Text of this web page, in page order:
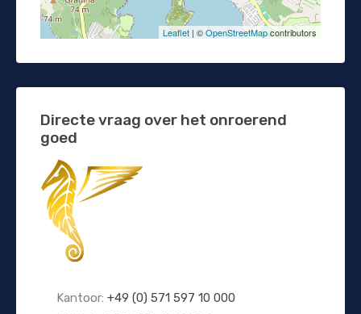
Leaflet | ©OpenStreetMapcontributors
Directe vraag over het onroerend
goed
Kantoor: +49 (0) 571 597 10 000